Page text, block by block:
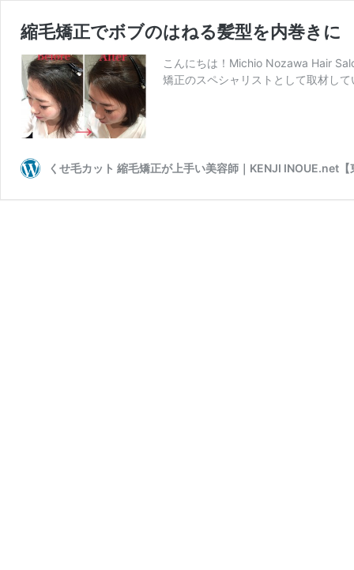
縮毛矯正でボブのはねる髪型を内巻きに
こんにちは！Michio Nozawa Hair
矯正のスペシャリストとして取材し
くせ毛カット 縮毛矯正が上手い美容師｜KENJI INOUE.net【